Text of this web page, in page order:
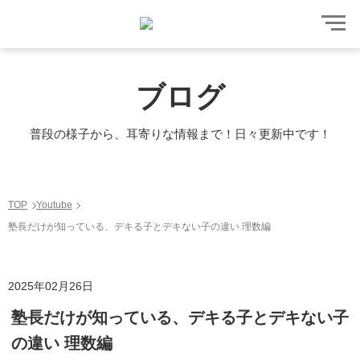
ブログ
普段の様子から、耳寄りな情報まで！日々更新中です！
TOP
Youtube
塾長だけが知っている、デキる子とデキない子の違い 理数編
2025年02月26日
塾長だけが知っている、デキる子とデキない子
の違い 理数編